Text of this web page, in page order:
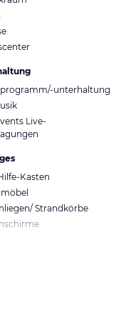
unterhaltung
Live-
Kasten
Strandkörbe